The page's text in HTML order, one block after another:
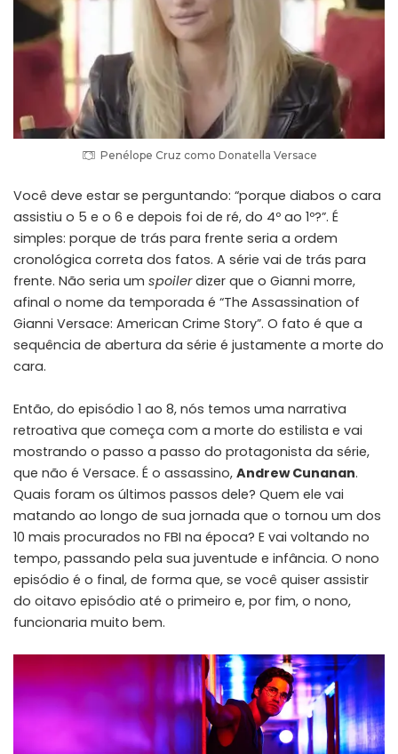
Penélope Cruz como Donatella Versace
Você deve estar se perguntando: “porque diabos o cara
assistiu o 5 e o 6 e depois foi de ré, do 4º ao 1º?”. É
simples: porque de trás para frente seria a ordem
cronológica correta dos fatos. A série vai de trás para
frente. Não seria um spoilerdizer que o Gianni morre,
afinal o nome da temporada é “The Assassination of
Gianni Versace: American Crime Story”. O fato é que a
sequência de abertura da série é justamente a morte do
cara.
Então, do episódio 1 ao 8, nós temos uma narrativa
retroativa que começa com a morte do estilista e vai
mostrando o passo a passo do protagonista da série,
que não é Versace. É o assassino, Andrew Cunanan.
Quais foram os últimos passos dele? Quem ele vai
matando ao longo de sua jornada que o tornou um dos
10 mais procurados no FBI na época? E vai voltando no
tempo, passando pela sua juventude e infância. O nono
episódio é o final, de forma que, se você quiser assistir
do oitavo episódio até o primeiro e, por fim, o nono,
funcionaria muito bem.